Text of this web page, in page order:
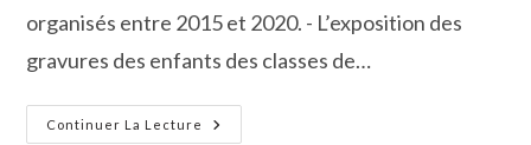
organisés entre 2015 et 2020. - L’exposition des
gravures des enfants des classes de…
Continuer La Lecture
Ce
Samedi,